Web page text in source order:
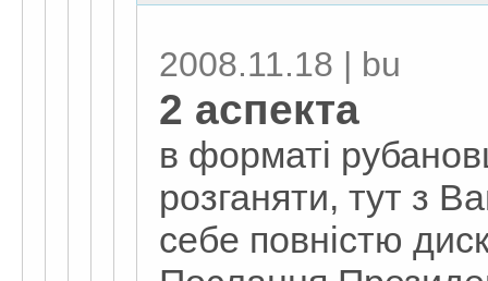
2008.11.18 | bu
2 аспекта
в форматі
розганяти, тут з
себе повністю